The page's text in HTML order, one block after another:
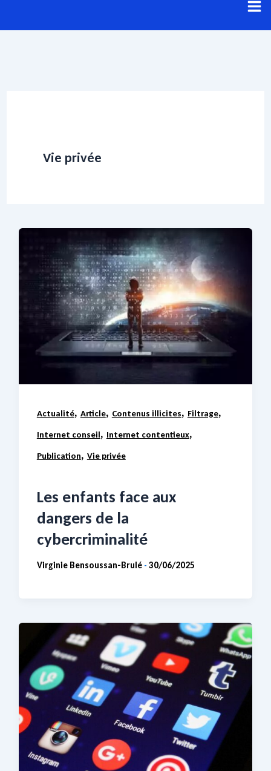
au
Vie privée
Actualité, Article, Contenus illicites, Filtrage,
Internet conseil, Internet contentieux,
Publication, Vie privée
Les enfants face aux
dangers de la
cybercriminalité
Virginie Bensoussan-Brulé - 30/06/2025